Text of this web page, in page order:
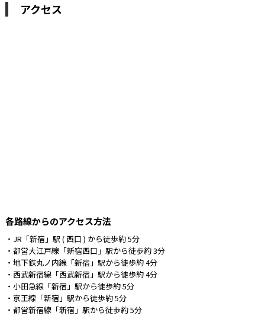
アクセス
各路線からのアクセス⽅法
・JR「新宿」駅 ( ⻄⼝ ) から徒歩約 5分
・都営⼤江⼾線「新宿⻄⼝」駅から徒歩約 3分
・地下鉄丸ノ内線「新宿」駅から徒歩約 4分
・⻄武新宿線「⻄武新宿」駅から徒歩約 4分
・⼩⽥急線「新宿」駅から徒歩約 5分
・京王線「新宿」駅から徒歩約 5分
・都営新宿線「新宿」駅から徒歩約 5分